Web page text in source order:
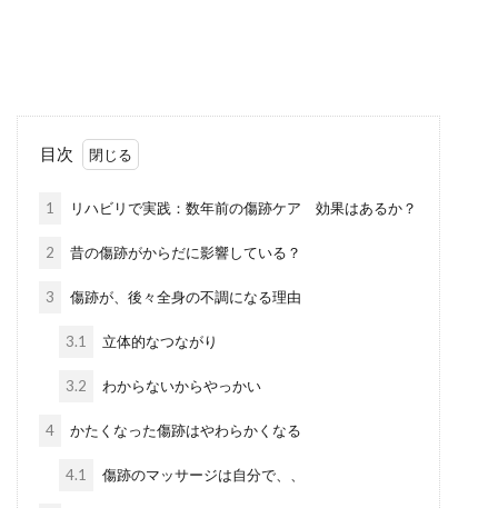
目次
1 リハビリで実践：数年前の傷跡ケア 効果はあるか？
2 昔の傷跡がからだに影響している？
3 傷跡が、後々全身の不調になる理由
3.1 立体的なつながり
3.2 わからないからやっかい
4 かたくなった傷跡はやわらかくなる
4.1 傷跡のマッサージは自分で、、